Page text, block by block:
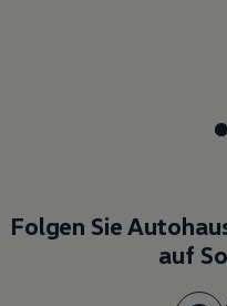
Folgen Sie
auf